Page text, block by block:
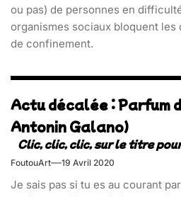
ou pas) de personnes en
organismes sociaux bloquent
de confinement.
Actu décalée : Parfum
Antonin Galano)
FoutouArt 19 Avril 2020
Je sais pas si tu es au courant